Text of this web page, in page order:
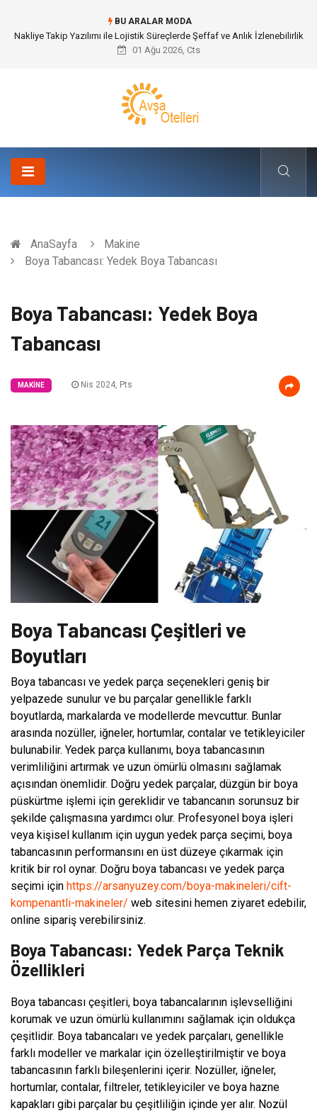
BU ARALAR MODA
Nakliye Takip Yazılımı ile Lojistik Süreçlerde Şeffaf ve Anlık İzlenebilirlik
01 Ağu 2026, Cts
AnaSayfa
Makine
Boya Tabancası: Yedek Boya Tabancası
Boya Tabancası: Yedek Boya
Tabancası
MAKINE Nis 2024, Pts
Boya Tabancası Çeşitleri ve
Boyutları
Boya tabancası ve yedek parça seçenekleri geniş bir
yelpazede sunulur ve bu parçalar genellikle farklı
boyutlarda, markalarda ve modellerde mevcuttur. Bunlar
arasında nozüller, iğneler, hortumlar, contalar ve tetikleyiciler
bulunabilir. Yedek parça kullanımı, boya tabancasının
verimliliğini artırmak ve uzun ömürlü olmasını sağlamak
açısından önemlidir. Doğru yedek parçalar, düzgün bir boya
püskürtme işlemi için gereklidir ve tabancanın sorunsuz bir
şekilde çalışmasına yardımcı olur. Profesyonel boya işleri
veya kişisel kullanım için uygun yedek parça seçimi, boya
tabancasının performansını en üst düzeye çıkarmak için
kritik bir rol oynar. Doğru boya tabancası ve yedek parça
seçimi için https://arsanyuzey.com/boya-makineleri/cift-
kompenantli-makineler/ web sitesini hemen ziyaret edebilir,
online sipariş verebilirsiniz.
Boya Tabancası: Yedek Parça Teknik
Özellikleri
Boya tabancası çeşitleri, boya tabancalarının işlevselliğini
korumak ve uzun ömürlü kullanımını sağlamak için oldukça
çeşitlidir. Boya tabancaları ve yedek parçaları, genellikle
farklı modeller ve markalar için özelleştirilmiştir ve boya
tabancasının farklı bileşenlerini içerir. Nozüller, iğneler,
hortumlar, contalar, filtreler, tetikleyiciler ve boya hazne
kapakları gibi parçalar bu çeşitliliğin içinde yer alır. Nozül